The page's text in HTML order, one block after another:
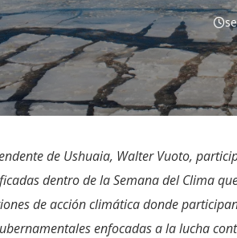
de Ushuaia, Walter Vuoto,
dentro de la Semana del Clima
de acción climática donde
enfocadas a la lucha